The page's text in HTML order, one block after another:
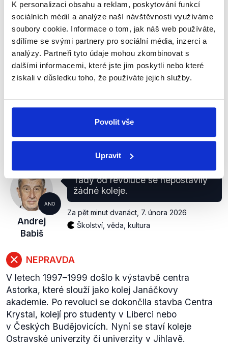
K personalizaci obsahu a reklam, poskytování funkcí
sociálních médií a analýze naší návštěvnosti využíváme
soubory cookie. Informace o tom, jak náš web používáte,
sdílíme se svými partnery pro sociální média, inzerci a
analýzy. Partneři tyto údaje mohou zkombinovat s
dalšími informacemi, které jste jim poskytli nebo které
získali v důsledku toho, že používáte jejich služby.
Povolit vše
Upravit
Andrej
Babiš
Obrana, bezpečnost, vnitro
PRAVDA
Vláda Petra Fialy podepsala v dubnu 2025 smlouvu
na výstavbu platformy v čáslavském letišti pro
zakoupené stíhačky F-35. Druhou etapu
modernizace letiště (která je dle armády i resortu
obrany nutná i bez pořízení F-35) odsouhlasila již
nová vláda Andreje Babiše.
zobrazit celé odůvodnění
ANO
Andrej
Babiš
Tady od revoluce se nepostavily
žádné koleje.
Za pět minut dvanáct 7. února 2026
Školství, věda, kultura
NEPRAVDA
V letech 1997–⁠⁠⁠⁠⁠⁠1999 došlo k výstavbě centra
Astorka, které slouží jako kolej Janáčkovy
akademie. Po revoluci se dokončila stavba Centra
Krystal, kolejí pro studenty v Liberci nebo
v Českých Budějovicích. Nyní se staví koleje
Ostravské univerzity či univerzity v Jihlavě.